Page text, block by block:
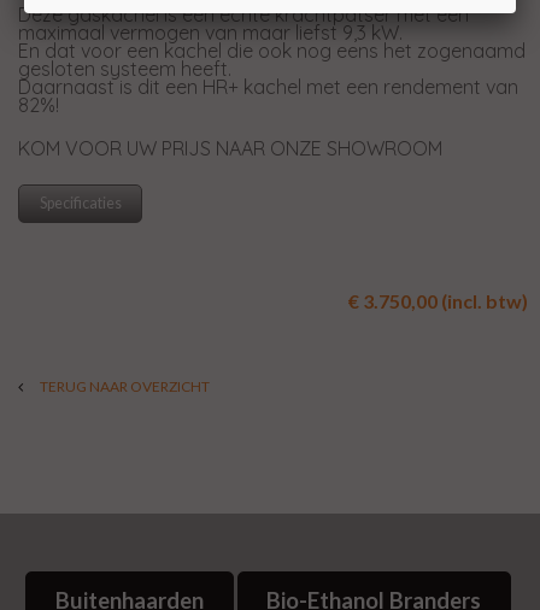
Deze gaskachel is een echte krachtpatser met een
maximaal vermogen van maar liefst 9,3 kW.
En dat voor een kachel die ook nog eens het zogenaamd
gesloten systeem heeft.
Daarnaast is dit een HR+ kachel met een rendement van
82%!
KOM VOOR UW PRIJS NAAR ONZE SHOWROOM
Specificaties
€ 3.750,00 (incl. btw)
TERUG NAAR OVERZICHT
Buitenhaarden Bio-Ethanol Branders